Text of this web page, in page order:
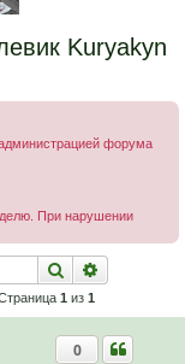
Kuryakyn
форума
При нарушении
Поиск
1 из 1
0